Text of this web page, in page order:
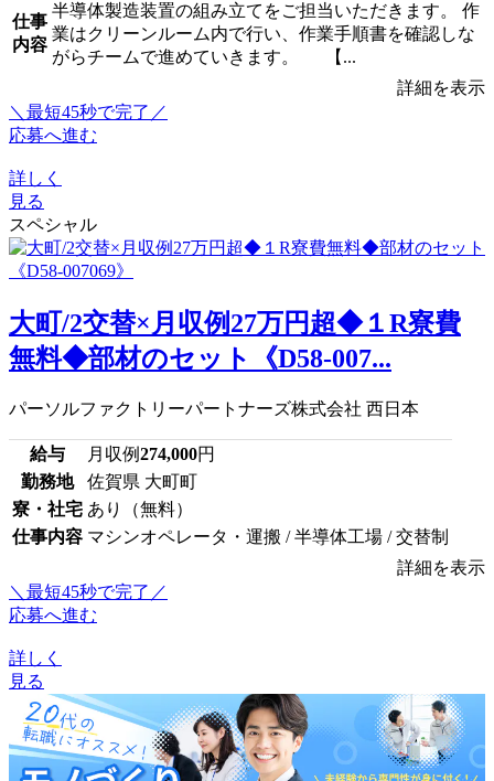
仕事
内容
半導体製造装置の組み立てをご担当いただきます。 作
業はクリーンルーム内で行い、作業手順書を確認しな
がらチームで進めていきます。 【...
詳細を表示
＼最短45秒で完了／
応募へ進む
詳しく
見る
スペシャル
大町/2交替×月収例27万円超◆１R寮費
無料◆部材のセット《D58-007...
パーソルファクトリーパートナーズ株式会社 西日本
給与 月収例274,000円
勤務地
佐賀県 大町町
寮・社宅 あり（無料）
仕事内容 マシンオペレータ・運搬 / 半導体工場 / 交替制
詳細を表示
＼最短45秒で完了／
応募へ進む
詳しく
見る